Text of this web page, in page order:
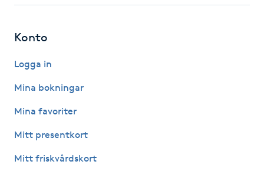
Hyaluronsyra
Hyperhidros
Konto
Logga in
Mina bokningar
Mina favoriter
Mitt presentkort
Mitt friskvårdskort